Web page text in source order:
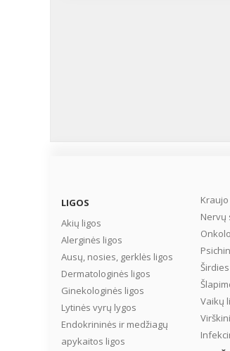
LIGOS
Akių ligos
Alerginės ligos
Ausų, nosies, gerklės ligos
Dermatologinės ligos
Ginekologinės ligos
Lytinės vyrų lygos
Endokrininės ir medžiagų
apykaitos ligos
Nervų
Vaikų